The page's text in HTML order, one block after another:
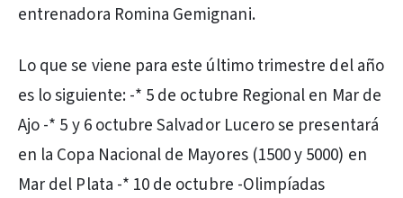
entrenadora Romina Gemignani.
Lo que se viene para este último trimestre del año
es lo siguiente: -* 5 de octubre Regional en Mar de
Ajo -* 5 y 6 octubre Salvador Lucero se presentará
en la Copa Nacional de Mayores (1500 y 5000) en
Mar del Plata -* 10 de octubre -Olimpíadas